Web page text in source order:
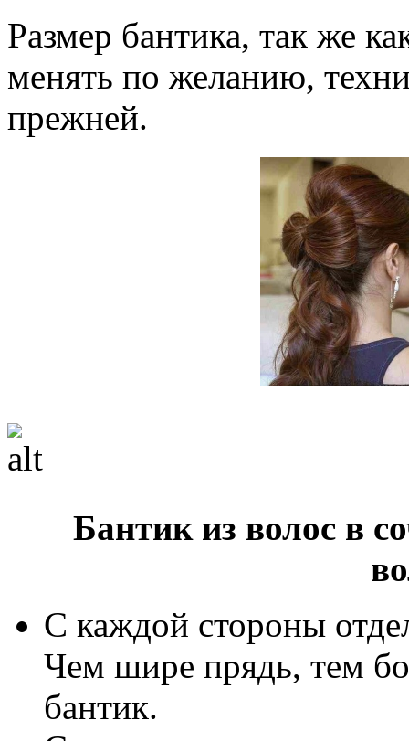
Размер бантика, так же
менять по желанию,
прежней.
Бантик из волос в
С каждой стороны
Чем шире прядь, тем
бантик.